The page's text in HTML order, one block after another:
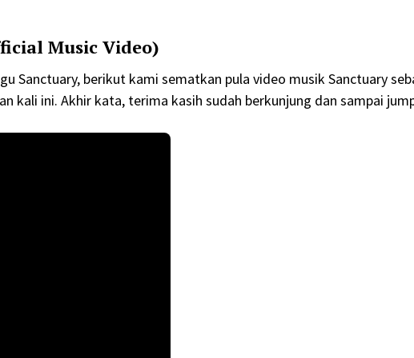
Music Video)
Sanctuary, berikut kami sematkan pula video musik Sanctuary
kali ini. Akhir kata, terima kasih sudah berkunjung dan sampai